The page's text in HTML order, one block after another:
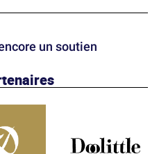
un soutien